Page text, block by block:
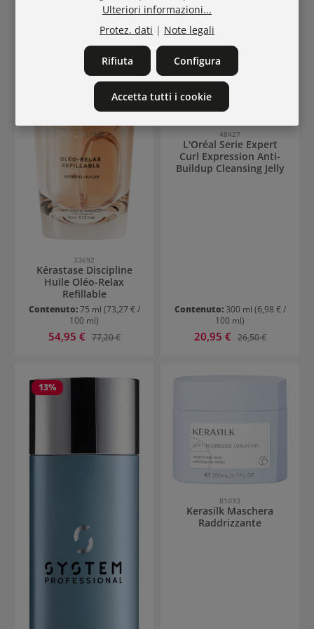
33692
Kérastase Discipline
Huile Oléo-Relax
Refillable
Contenuto:75 ml (73,27 € /
100 ml)
Prezzo di vendita:
54,95 € Prezzo normale:
77,20 €
48427
L'Oréal Serie Expert
Curl Expression Anti-
Buildup Cleansing Jelly
Contenuto: 300 ml (6,98 € /
100 ml)
Prezzo di vendita:
20,95 € Prezzo normale:
26,50 €
13%
81033
Kerasilk Maschera
Raddrizzante
Ulteriori informazioni...
Protez. dati | Note legali
Rifiuta Configura
Accetta tutti i cookie